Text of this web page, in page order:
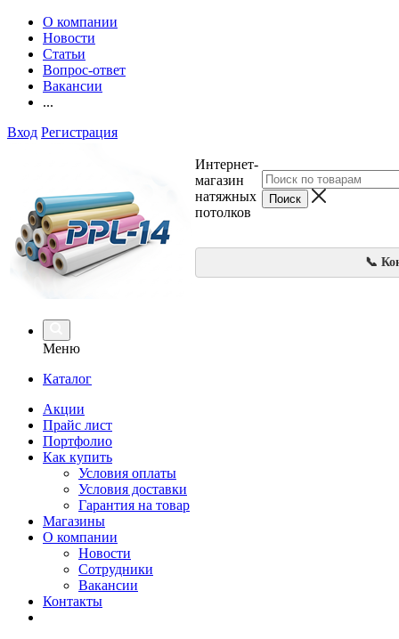
О компании
Новости
Статьи
Вопрос-ответ
Вакансии
...
Вход Регистрация
Интернет-
магазин
натяжных
потолков
📞
Меню
Каталог
Акции
Прайс лист
Портфолио
Как купить
Условия оплаты
Условия доставки
Гарантия на товар
Магазины
О компании
Новости
Сотрудники
Вакансии
Контакты